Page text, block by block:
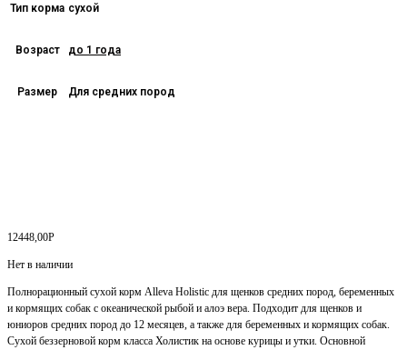
Тип корма сухой
Возраст до 1 года
Размер Для средних пород
12448,00Р
Нет в наличии
Полнорационный сухой корм Alleva Holistic для щенков средних пород, беременных
и кормящих собак с океанической рыбой и алоэ вера. Подходит для щенков и
юниоров средних пород до 12 месяцев, а также для беременных и кормящих собак.
Сухой беззерновой корм класса Холистик на основе курицы и утки. Основной